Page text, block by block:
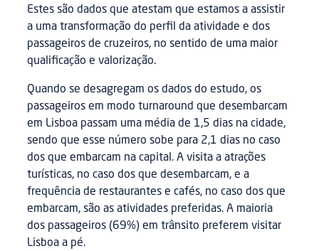
Estes são dados que atestam que estamos a assistir
a uma transformação do perfil da atividade e dos
passageiros de cruzeiros, no sentido de uma maior
qualificação e valorização.
Quando se desagregam os dados do estudo, os
passageiros em modo turnaround que desembarcam
em Lisboa passam uma média de 1,5 dias na cidade,
sendo que esse número sobe para 2,1 dias no caso
dos que embarcam na capital. A visita a atrações
turísticas, no caso dos que desembarcam, e a
frequência de restaurantes e cafés, no caso dos que
embarcam, são as atividades preferidas. A maioria
dos passageiros (69%) em trânsito preferem visitar
Lisboa a pé.